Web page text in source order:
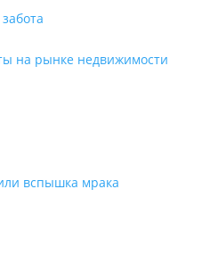
на рынке недвижимости
вспышка мрака